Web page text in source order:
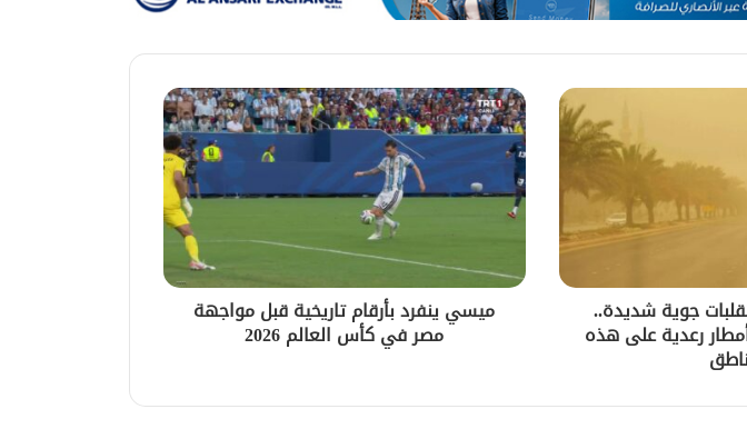
جوية شديدة..
رعدية على هذه
ميسي ينفرد بأرقام تاريخية قبل مواجهة
مصر في كأس العالم 2026